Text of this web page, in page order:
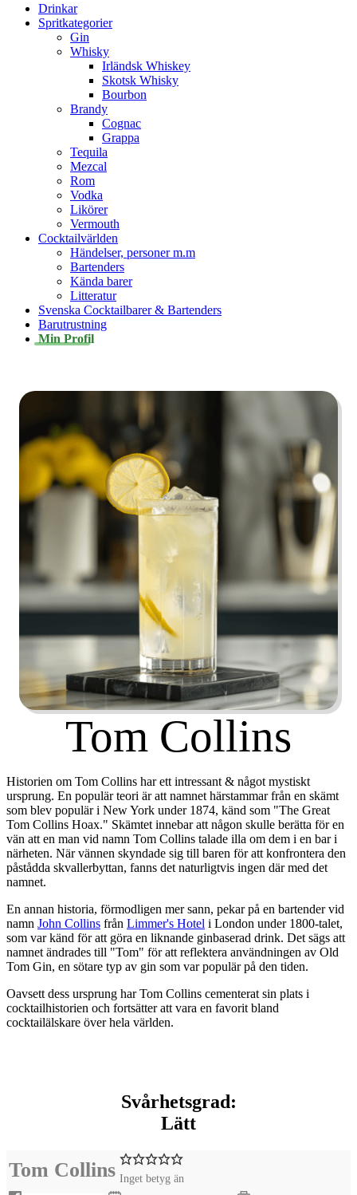
Drinkar
Spritkategorier
Gin
Whisky
Irländsk Whiskey
Skotsk Whisky
Bourbon
Brandy
Cognac
Grappa
Tequila
Mezcal
Rom
Vodka
Likörer
Vermouth
Cocktailvärlden
Händelser, personer m.m
Bartenders
Kända barer
Litteratur
Svenska Cocktailbarer & Bartenders
Barutrustning
Min Profil
Tom Collins
Historien om Tom Collins har ett intressant & något mystiskt
ursprung. En populär teori är att namnet härstammar från en skämt
som blev populär i New York under 1874, känd som "The Great
Tom Collins Hoax." Skämtet innebar att någon skulle berätta för en
vän att en man vid namn Tom Collins talade illa om dem i en bar i
närheten. När vännen skyndade sig till baren för att konfrontera den
påstådda skvallerbyttan, fanns det naturligtvis ingen där med det
namnet.
En annan historia, förmodligen mer sann, pekar på en bartender vid
namn John Collins från Limmer's Hotel i London under 1800-talet,
som var känd för att göra en liknande ginbaserad drink. Det sägs att
namnet ändrades till "Tom" för att reflektera användningen av Old
Tom Gin, en sötare typ av gin som var populär på den tiden.
Oavsett dess ursprung har Tom Collins cementerat sin plats i
cocktailhistorien och fortsätter att vara en favorit bland
cocktailälskare över hela världen.
Svårhetsgrad:
Lätt
Tom Collins Inget betyg än